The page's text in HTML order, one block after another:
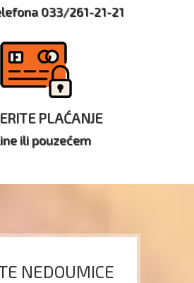
033/261-21-21
PLAĆANJE
ili pouzećem
NEDOUMICE